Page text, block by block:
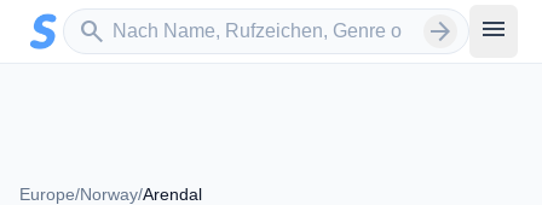
Zum Hauptinhalt springen
search
Sender suchen arrow_forward menu
Europe/Norway/Arendal